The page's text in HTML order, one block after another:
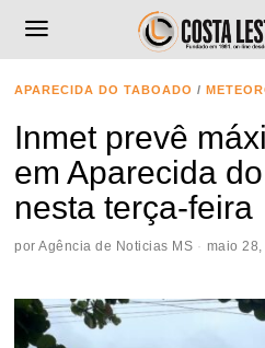
APARECIDA DO TABOADO /
Inmet prevê
em Aparecida
nesta terça-feira
porAgência de Noticias MS maio